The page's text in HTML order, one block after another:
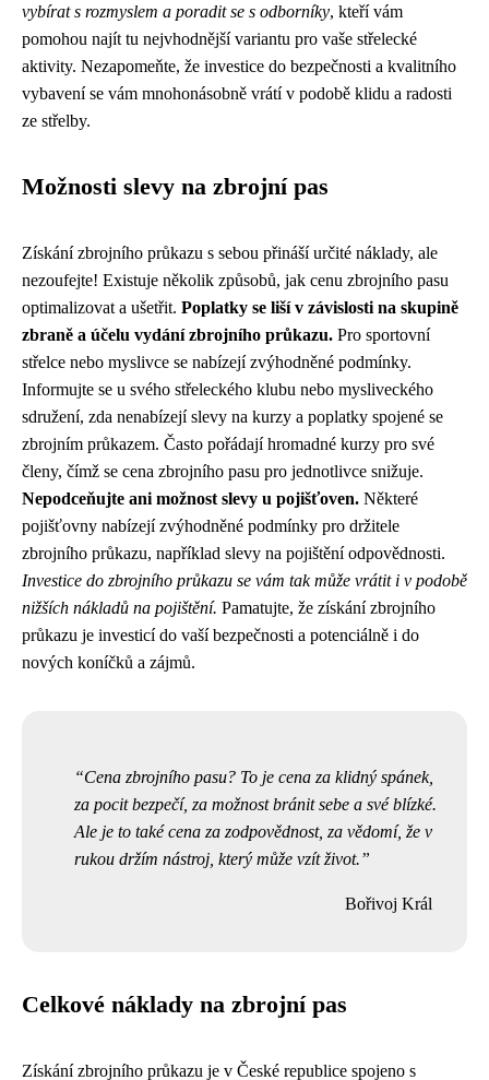
vybírat s rozmyslem a poradit se s odborníky, kteří vám
pomohou najít tu nejvhodnější variantu pro vaše střelecké
aktivity. Nezapomeňte, že investice do bezpečnosti a kvalitního
vybavení se vám mnohonásobně vrátí v podobě klidu a radosti
ze střelby.
Možnosti slevy na zbrojní pas
Získání zbrojního průkazu s sebou přináší určité náklady, ale
nezoufejte! Existuje několik způsobů, jak cenu zbrojního pasu
optimalizovat a ušetřit. Poplatky se liší v závislosti na skupině
zbraně a účelu vydání zbrojního průkazu. Pro sportovní
střelce nebo myslivce se nabízejí zvýhodněné podmínky.
Informujte se u svého střeleckého klubu nebo mysliveckého
sdružení, zda nenabízejí slevy na kurzy a poplatky spojené se
zbrojním průkazem. Často pořádají hromadné kurzy pro své
členy, čímž se cena zbrojního pasu pro jednotlivce snižuje.
Nepodceňujte ani možnost slevy u pojišťoven. Některé
pojišťovny nabízejí zvýhodněné podmínky pro držitele
zbrojního průkazu, například slevy na pojištění odpovědnosti.
Investice do zbrojního průkazu se vám tak může vrátit i v podobě
nižších nákladů na pojištění. Pamatujte, že získání zbrojního
průkazu je investicí do vaší bezpečnosti a potenciálně i do
nových koníčků a zájmů.
Cena zbrojního pasu? To je cena za klidný spánek,
za pocit bezpečí, za možnost bránit sebe a své blízké.
Ale je to také cena za zodpovědnost, za vědomí, že v
rukou držím nástroj, který může vzít život.
Bořivoj Král
Celkové náklady na zbrojní pas
Získání zbrojního průkazu je v České republice spojeno s